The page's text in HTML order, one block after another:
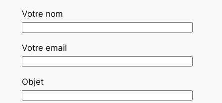
Votre nom
Votre email
Objet